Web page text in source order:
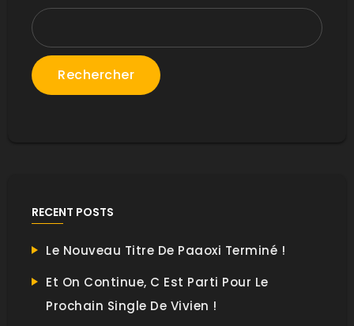
Rechercher
RECENT POSTS
Le Nouveau Titre De Paaoxi Terminé !
Et On Continue, C Est Parti Pour Le
Prochain Single De Vivien !